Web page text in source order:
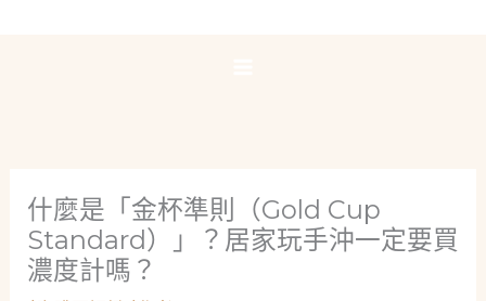
什麼是「金杯準則（Gold Cup
Standard）」？居家玩手沖一定要買
濃度計嗎？